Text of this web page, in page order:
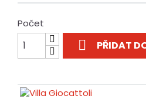
Počet
 PŘIDAT